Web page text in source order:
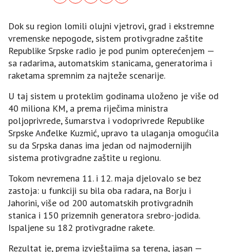
Dok su region lomili olujni vjetrovi, grad i ekstremne
vremenske nepogode, sistem protivgradne zaštite
Republike Srpske radio je pod punim opterećenjem —
sa radarima, automatskim stanicama, generatorima i
raketama spremnim za najteže scenarije.
U taj sistem u proteklim godinama uloženo je više od
40 miliona KM, a prema riječima ministra
poljoprivrede, šumarstva i vodoprivrede Republike
Srpske Anđelke Kuzmić, upravo ta ulaganja omogućila
su da Srpska danas ima jedan od najmodernijih
sistema protivgradne zaštite u regionu.
Tokom nevremena 11. i 12. maja djelovalo se bez
zastoja: u funkciji su bila oba radara, na Borju i
Jahorini, više od 200 automatskih protivgradnih
stanica i 150 prizemnih generatora srebro-jodida.
Ispaljene su 182 protivgradne rakete.
Rezultat je, prema izvještajima sa terena, jasan —